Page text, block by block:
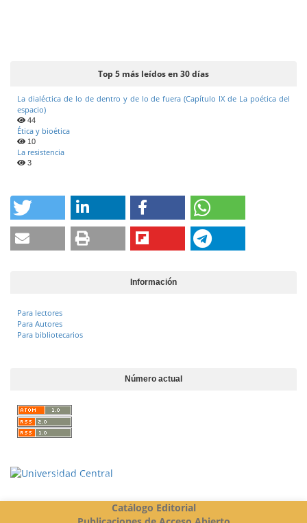
Top 5 más leídos en 30 días
La dialéctica de lo de dentro y de lo de fuera (Capítulo IX de La poética del
espacio)
44
Ética y bioética
10
La resistencia
3
Información
Para lectores
Para Autores
Para bibliotecarios
Número actual
Vigilada Mineducación
Catálogo Editorial